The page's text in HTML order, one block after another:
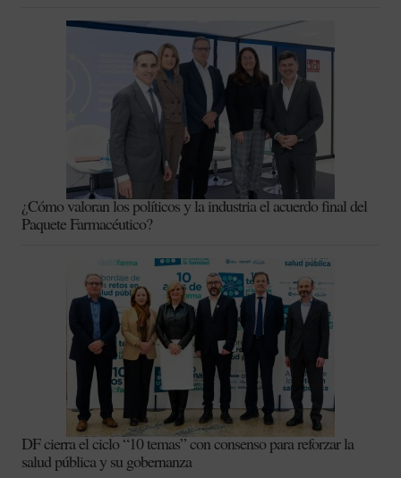
¿Cómo valoran los políticos y la industria el acuerdo final del
Paquete Farmacéutico?
DF cierra el ciclo “10 temas” con consenso para reforzar la
salud pública y su gobernanza